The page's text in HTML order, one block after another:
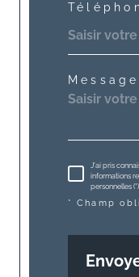
J'ai pris
informations
personnelles
* Champ